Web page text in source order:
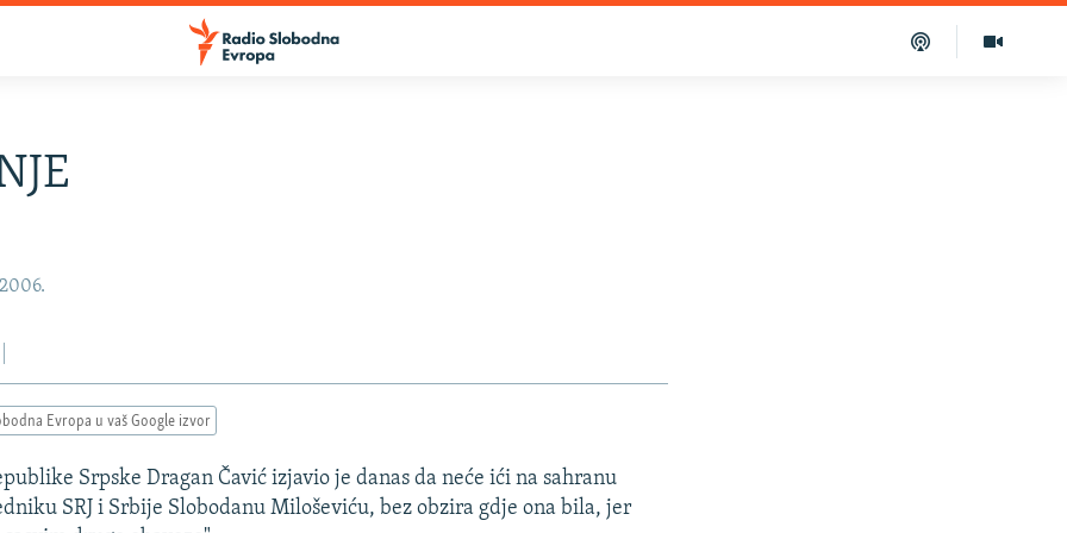
Evropa u vaš Google izvor
Srpske Dragan Čavić izjavio je danas da neće ići na sahranu
SRJ i Srbije Slobodanu Miloševiću, bez obzira gdje ona bila, jer